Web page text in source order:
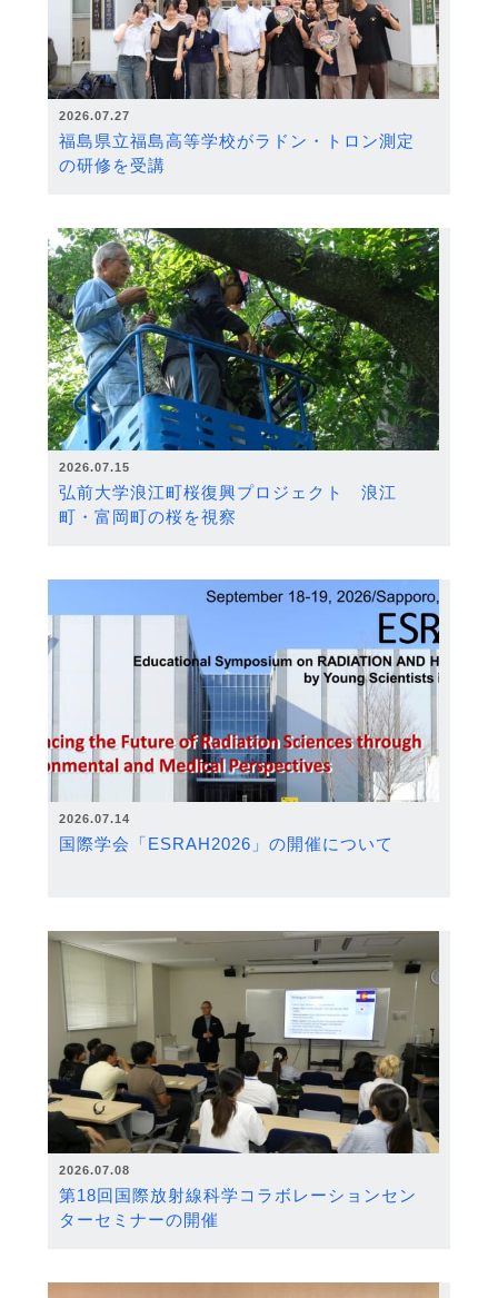
2026.07.27
福島県立福島高等学校がラドン・トロン測定
の研修を受講
2026.07.15
弘前大学浪江町桜復興プロジェクト 浪江
町・富岡町の桜を視察
2026.07.14
国際学会「ESRAH2026」の開催について
2026.07.08
第18回国際放射線科学コラボレーションセン
ターセミナーの開催